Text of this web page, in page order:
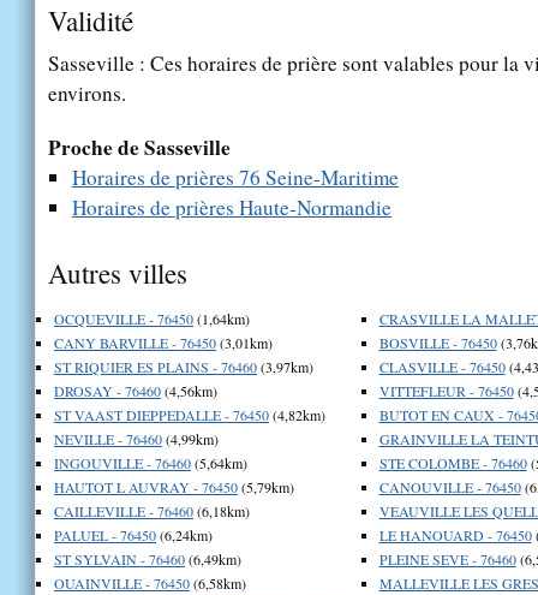
Validité
Sasseville : Ces horaires de prière sont valables pour la
environs.
Proche de Sasseville
Horaires de prières 76 Seine-Maritime
Horaires de prières Haute-Normandie
Autres villes
OCQUEVILLE - 76450(1,64km)
CANY BARVILLE - 76450(3,01km)
ST RIQUIER ES PLAINS - 76460(3,97km)
DROSAY - 76460(4,56km)
ST VAAST DIEPPEDALLE - 76450(4,82km)
NEVILLE - 76460(4,99km)
INGOUVILLE - 76460(5,64km)
HAUTOT L AUVRAY - 76450(5,79km)
CAILLEVILLE - 76460(6,18km)
PALUEL - 76450(6,24km)
ST SYLVAIN - 76460(6,49km)
OUAINVILLE - 76450(6,58km)
CRASVILLE LA
BOSVILLE - 76450
CLASVILLE - 76450
VITTEFLEUR - 76450
BUTOT EN CAUX -
GRAINVILLE LA
STE COLOMBE - 76460
CANOUVILLE - 76450
VEAUVILLE LES
LE HANOUARD - 76450
PLEINE SEVE - 76460
MALLEVILLE LES